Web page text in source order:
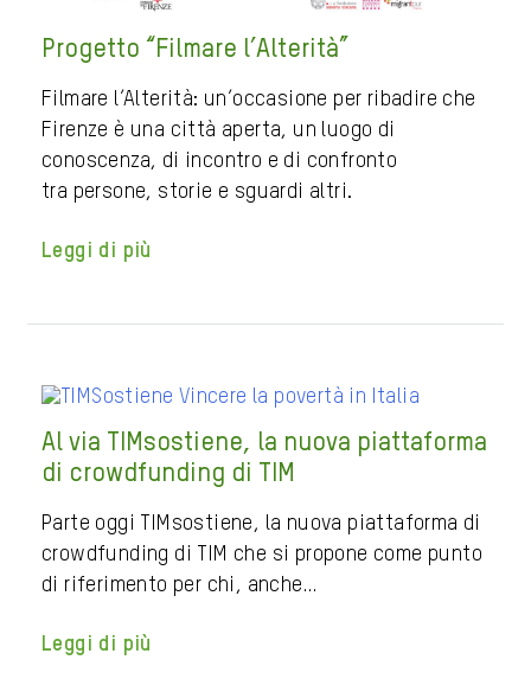
Progetto “Filmare l’Alterità”
Filmare l’Alterità: un’occasione per ribadire che
Firenze è una città aperta, un luogo di
conoscenza, di incontro e di confronto
tra persone, storie e sguardi altri.
Leggi di più
Al via TIMsostiene, la nuova piattaforma
di crowdfunding di TIM
Parte oggi TIMsostiene, la nuova piattaforma di
crowdfunding di TIM che si propone come punto
di riferimento per chi, anche…
Leggi di più